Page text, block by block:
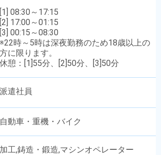
[1] 08:30～17:15
[2] 17:00～01:15
[3] 00:15～08:30
※22時～5時は深夜勤務のため18歳以上の
方に限ります。
休憩：[1]55分、[2]50分、[3]50分
派遣社員
自動車・重機・バイク
加工,鋳造・鍛造,マシンオペレーター